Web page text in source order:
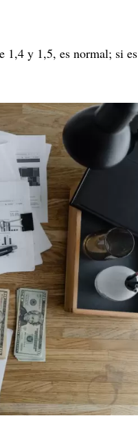
1,4 y 1,5, es normal; si es